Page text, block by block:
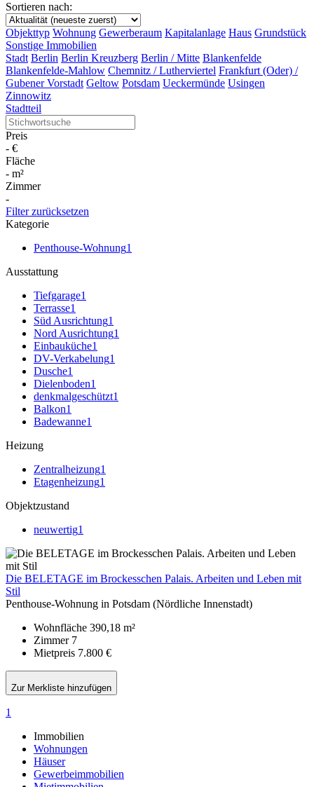
Sortieren nach:
Objekttyp Wohnung Gewerberaum Kapitalanlage Haus Grundstück
Sonstige Immobilien
Stadt Berlin Berlin Kreuzberg Berlin / Mitte Blankenfelde
Blankenfelde-Mahlow Chemnitz / Lutherviertel Frankfurt (Oder) /
Gubener Vorstadt Geltow Potsdam Ueckermünde Usingen
Zinnowitz
Stadtteil
Preis
- €
Fläche
- m²
Zimmer
-
Filter zurücksetzen
Kategorie
Penthouse-Wohnung1
Ausstattung
Tiefgarage1
Terrasse1
Süd Ausrichtung1
Nord Ausrichtung1
Einbauküche1
DV-Verkabelung1
Dusche1
Dielenboden1
denkmalgeschützt1
Balkon1
Badewanne1
Heizung
Zentralheizung1
Etagenheizung1
Objektzustand
neuwertig1
Die BELETAGE im Brockesschen Palais. Arbeiten und Leben mit
Stil
Penthouse-Wohnung in Potsdam (Nördliche Innenstadt)
Wohnfläche 390,18 m²
Zimmer 7
Mietpreis 7.800 €
Zur Merkliste hinzufügen
1
Immobilien
Wohnungen
Häuser
Gewerbeimmobilien